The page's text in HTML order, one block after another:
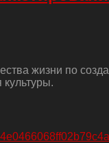
жизни по